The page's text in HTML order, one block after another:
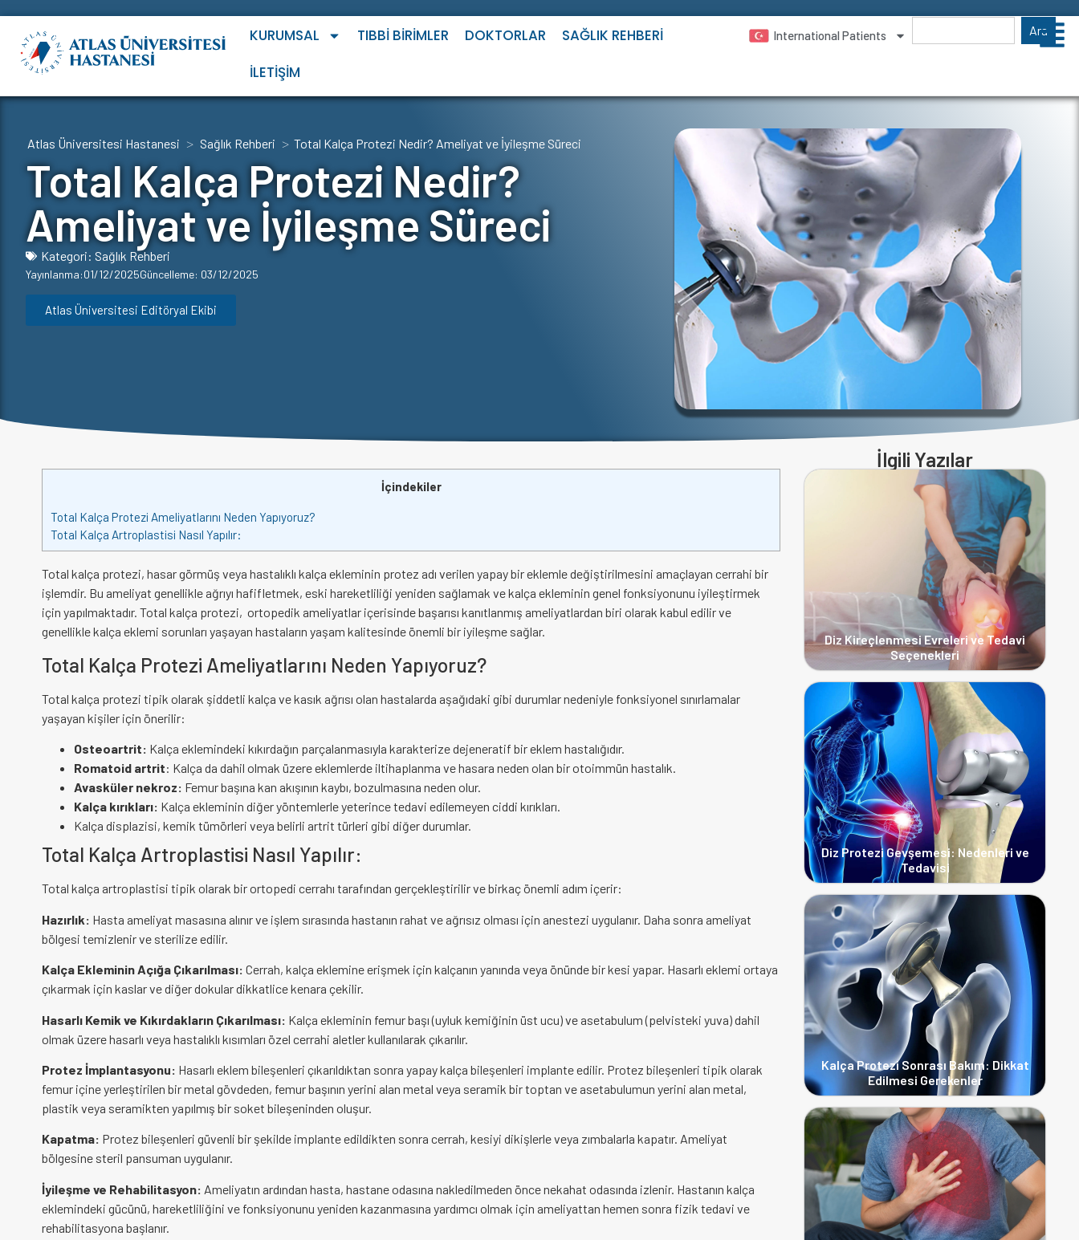
KURUMSAL TIBBI BIRIMLER DOKTORLAR
SAĞLIK REHBERI
İLETIŞIM
International Patients Ara
Atlas Üniversitesi Hastanesi > Sağlık Rehberi > Total Kalça Protezi Nedir? Ameliyat ve İyileşme Süreci
Total Kalça Protezi Nedir?
Ameliyat ve İyileşme Süreci
Kategori: Sağlık Rehberi
Yayınlanma:01/12/2025Güncelleme: 03/12/2025
Atlas Üniversitesi Editöryal Ekibi
İçindekiler
Total Kalça Protezi Ameliyatlarını Neden Yapıyoruz?
Total Kalça Artroplastisi Nasıl Yapılır:
Total kalça protezi, hasar görmüş veya hastalıklı kalça ekleminin protez adı verilen yapay bir eklemle değiştirilmesini amaçlayan cerrahi bir
işlemdir. Bu ameliyat genellikle ağrıyı hafifletmek, eski hareketliliği yeniden sağlamak ve kalça ekleminin genel fonksiyonunu iyileştirmek
için yapılmaktadır. Total kalça protezi, ortopedik ameliyatlar içerisinde başarısı kanıtlanmış ameliyatlardan biri olarak kabul edilir ve
genellikle kalça eklemi sorunları yaşayan hastaların yaşam kalitesinde önemli bir iyileşme sağlar.
Total Kalça Protezi Ameliyatlarını Neden Yapıyoruz?
Total kalça protezi tipik olarak şiddetli kalça ve kasık ağrısı olan hastalarda aşağıdaki gibi durumlar nedeniyle fonksiyonel sınırlamalar
yaşayan kişiler için önerilir:
Osteoartrit: Kalça eklemindeki kıkırdağın parçalanmasıyla karakterize dejeneratif bir eklem hastalığıdır.
Romatoid artrit: Kalça da dahil olmak üzere eklemlerde iltihaplanma ve hasara neden olan bir otoimmün hastalık.
Avasküler nekroz: Femur başına kan akışının kaybı, bozulmasına neden olur.
Kalça kırıkları: Kalça ekleminin diğer yöntemlerle yeterince tedavi edilemeyen ciddi kırıkları.
Kalça displazisi, kemik tümörleri veya belirli artrit türleri gibi diğer durumlar.
Total Kalça Artroplastisi Nasıl Yapılır:
Total kalça artroplastisi tipik olarak bir ortopedi cerrahı tarafından gerçekleştirilir ve birkaç önemli adım içerir:
Hazırlık: Hasta ameliyat masasına alınır ve işlem sırasında hastanın rahat ve ağrısız olması için anestezi uygulanır. Daha sonra ameliyat
bölgesi temizlenir ve sterilize edilir.
Kalça Ekleminin Açığa Çıkarılması: Cerrah, kalça eklemine erişmek için kalçanın yanında veya önünde bir kesi yapar. Hasarlı eklemi ortaya
çıkarmak için kaslar ve diğer dokular dikkatlice kenara çekilir.
Hasarlı Kemik ve Kıkırdakların Çıkarılması: Kalça ekleminin femur başı (uyluk kemiğinin üst ucu) ve asetabulum (pelvisteki yuva) dahil
olmak üzere hasarlı veya hastalıklı kısımları özel cerrahi aletler kullanılarak çıkarılır.
Protez İmplantasyonu: Hasarlı eklem bileşenleri çıkarıldıktan sonra yapay kalça bileşenleri implante edilir. Protez bileşenleri tipik olarak
femur içine yerleştirilen bir metal gövdeden, femur başının yerini alan metal veya seramik bir toptan ve asetabulumun yerini alan metal,
plastik veya seramikten yapılmış bir soket bileşeninden oluşur.
Kapatma: Protez bileşenleri güvenli bir şekilde implante edildikten sonra cerrah, kesiyi dikişlerle veya zımbalarla kapatır. Ameliyat
bölgesine steril pansuman uygulanır.
İyileşme ve Rehabilitasyon: Ameliyatın ardından hasta, hastane odasına nakledilmeden önce nekahat odasında izlenir. Hastanın kalça
eklemindeki gücünü, hareketliliğini ve fonksiyonunu yeniden kazanmasına yardımcı olmak için ameliyattan hemen sonra fizik tedavi ve
rehabilitasyona başlanır.
İlgili Yazılar
Diz Kireçlenmesi Evreleri ve Tedavi
Seçenekleri
Diz Protezi Gevşemesi: Nedenleri ve
Tedavisi
Kalça Protezi Sonrası Bakım: Dikkat
Edilmesi Gerekenler